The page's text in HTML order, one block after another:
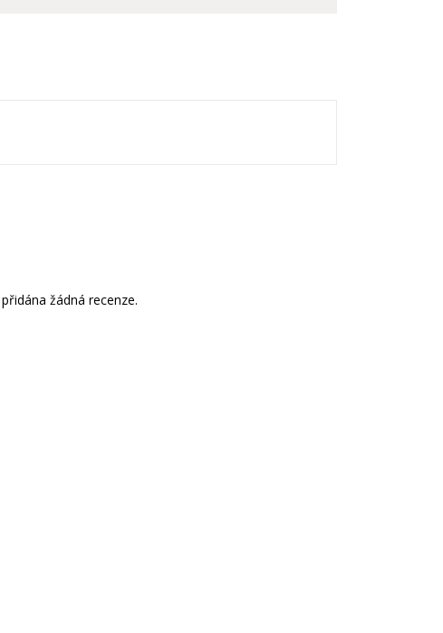
žádná recenze.